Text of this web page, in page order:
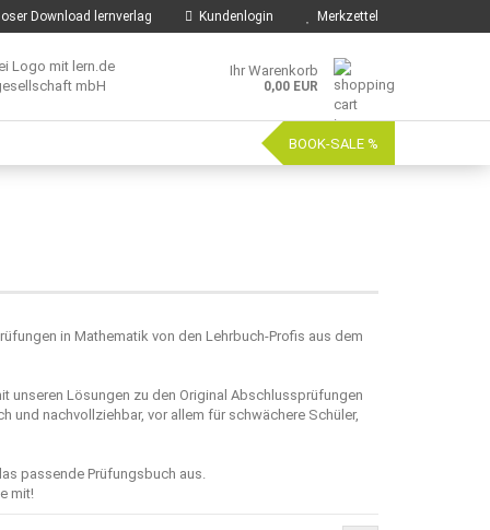
Download lernverlag Kundenlogin Merkzettel
Ihr Warenkorb
0,00 EUR
BOOK-SALE %
in Mathematik von den Lehrbuch-Profis aus dem
unseren Lösungen zu den Original Abschlussprüfungen
nachvollziehbar, vor allem für schwächere Schüler,
passende Prüfungsbuch aus.
mit!